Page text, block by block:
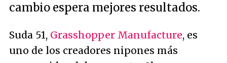
cambio espera mejores resultados.
Suda 51, Grasshopper Manufacture, es
uno de los creadores nipones más